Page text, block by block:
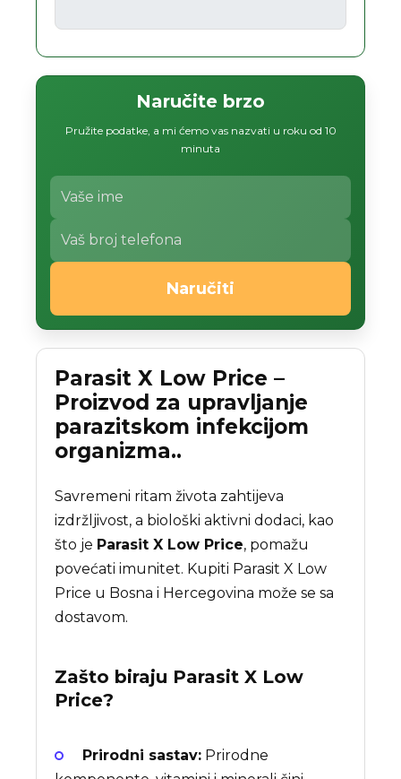
Naručite brzo
Pružite podatke, a mi ćemo vas nazvati u roku od 10
minuta
Naručiti
Parasit X Low Price –
Proizvod za upravljanje
parazitskom infekcijom
organizma..
Savremeni ritam života zahtijeva
izdržljivost, a biološki aktivni dodaci, kao
što je Parasit X Low Price, pomažu
povećati imunitet. Kupiti Parasit X Low
Price u Bosna i Hercegovina može se sa
dostavom.
Zašto biraju Parasit X Low
Price?
Prirodni sastav: Prirodne